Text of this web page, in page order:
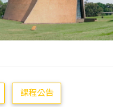
課程公告